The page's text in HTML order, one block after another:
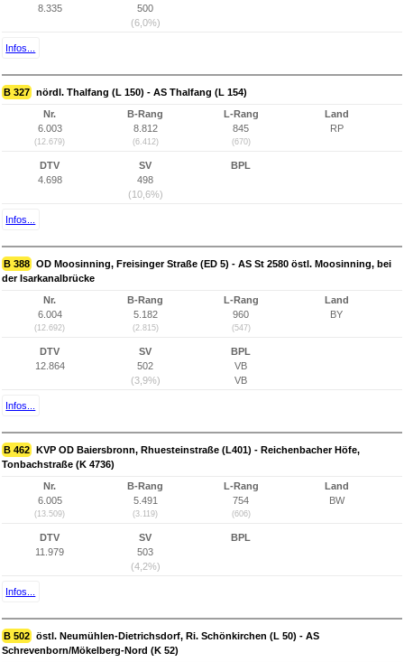
8.335
500
(6,0%)
Infos...
B 327 nördl. Thalfang (L 150) - AS Thalfang (L 154)
Nr.
6.003
(12.679)
B-Rang
8.812
(6.412)
L-Rang
845
(670)
Land
RP
DTV
4.698
SV
498
(10,6%)
BPL
Infos...
B 388 OD Moosinning, Freisinger Straße (ED 5) - AS St 2580 östl. Moosinning, bei
der Isarkanalbrücke
Nr.
6.004
(12.692)
B-Rang
5.182
(2.815)
L-Rang
960
(547)
Land
BY
DTV
12.864
SV
502
(3,9%)
BPL
VB
VB
Infos...
B 462 KVP OD Baiersbronn, Rhuesteinstraße (L401) - Reichenbacher Höfe,
Tonbachstraße (K 4736)
Nr.
6.005
(13.509)
B-Rang
5.491
(3.119)
L-Rang
754
(606)
Land
BW
DTV
11.979
SV
503
(4,2%)
BPL
Infos...
B 502 östl. Neumühlen-Dietrichsdorf, Ri. Schönkirchen (L 50) - AS
Schrevenborn/Mökelberg-Nord (K 52)